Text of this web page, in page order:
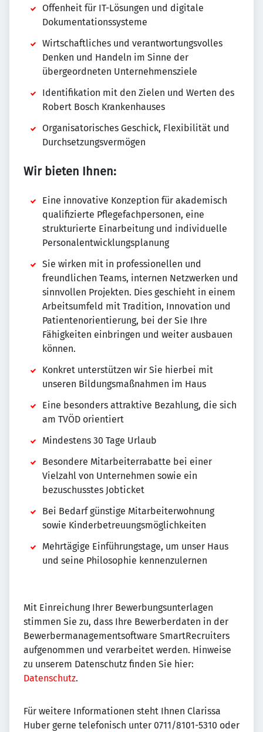
Offenheit für IT-Lösungen und digitale
Dokumentationssysteme
Wirtschaftliches und verantwortungsvolles
Denken und Handeln im Sinne der
übergeordneten Unternehmensziele
Identifikation mit den Zielen und Werten des
Robert Bosch Krankenhauses
Organisatorisches Geschick, Flexibilität und
Durchsetzungsvermögen
Wir bieten Ihnen:
Eine innovative Konzeption für akademisch
qualifizierte Pflegefachpersonen, eine
strukturierte Einarbeitung und individuelle
Personalentwicklungsplanung
Sie wirken mit in professionellen und
freundlichen Teams, internen Netzwerken und
sinnvollen Projekten. Dies geschieht in einem
Arbeitsumfeld mit Tradition, Innovation und
Patientenorientierung, bei der Sie Ihre
Fähigkeiten einbringen und weiter ausbauen
können.
Konkret unterstützen wir Sie hierbei mit
unseren Bildungsmaßnahmen im Haus
Eine besonders attraktive Bezahlung, die sich
am TVÖD orientiert
Mindestens 30 Tage Urlaub
Besondere Mitarbeiterrabatte bei einer
Vielzahl von Unternehmen sowie ein
bezuschusstes Jobticket
Bei Bedarf günstige Mitarbeiterwohnung
sowie Kinderbetreuungsmöglichkeiten
Mehrtägige Einführungstage, um unser Haus
und seine Philosophie kennenzulernen
Mit Einreichung Ihrer Bewerbungsunterlagen
stimmen Sie zu, dass Ihre Bewerberdaten in der
Bewerbermanagementsoftware SmartRecruiters
aufgenommen und verarbeitet werden. Hinweise
zu unserem Datenschutz finden Sie hier:
Datenschutz.
Für weitere Informationen steht Ihnen Clarissa
Huber gerne telefonisch unter 0711/8101-5310 oder